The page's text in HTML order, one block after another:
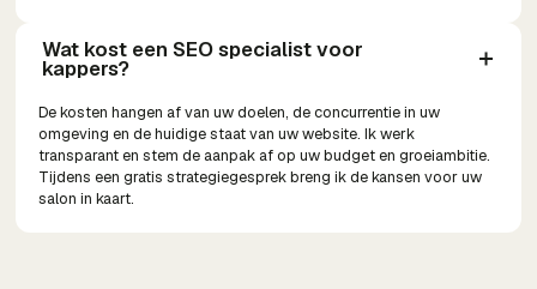
Wat kost een SEO specialist voor
kappers?
De kosten hangen af van uw doelen, de concurrentie in uw
omgeving en de huidige staat van uw website. Ik werk
transparant en stem de aanpak af op uw budget en groeiambitie.
Tijdens een gratis strategiegesprek breng ik de kansen voor uw
salon in kaart.